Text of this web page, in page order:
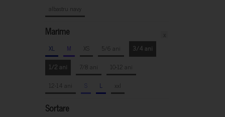
albastru navy
Marime
XL M XS 5/6 ani
3/4 ani
1/2 ani
7/8 ani
10-12 ani
12-14 ani
S L xxl
Sortare